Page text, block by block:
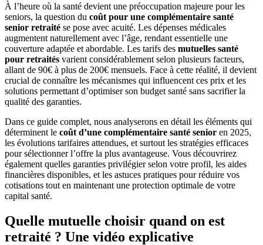
À l’heure où la santé devient une préoccupation majeure pour les
seniors, la question du coût pour une complémentaire santé
senior retraité se pose avec acuité. Les dépenses médicales
augmentent naturellement avec l’âge, rendant essentielle une
couverture adaptée et abordable. Les tarifs des mutuelles santé
pour retraités varient considérablement selon plusieurs facteurs,
allant de 90€ à plus de 200€ mensuels. Face à cette réalité, il devient
crucial de connaître les mécanismes qui influencent ces prix et les
solutions permettant d’optimiser son budget santé sans sacrifier la
qualité des garanties.
Dans ce guide complet, nous analyserons en détail les éléments qui
déterminent le coût d’une complémentaire santé senior en 2025,
les évolutions tarifaires attendues, et surtout les stratégies efficaces
pour sélectionner l’offre la plus avantageuse. Vous découvrirez
également quelles garanties privilégier selon votre profil, les aides
financières disponibles, et les astuces pratiques pour réduire vos
cotisations tout en maintenant une protection optimale de votre
capital santé.
Quelle mutuelle choisir quand on est
retraité ? Une vidéo explicative